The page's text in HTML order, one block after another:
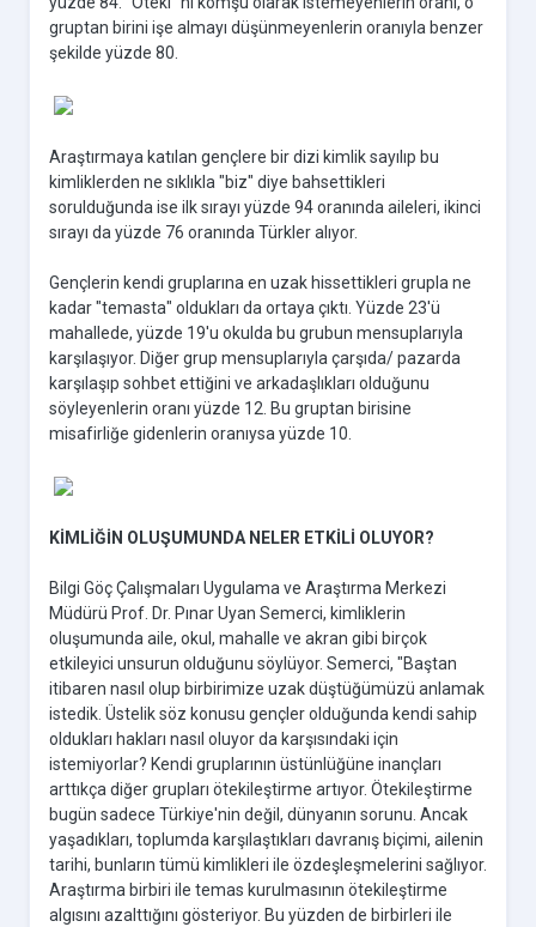
gruptan birini işe almayı düşünmeyenlerin oranıyla benzer
şekilde yüzde 80.
Araştırmaya katılan gençlere bir dizi kimlik sayılıp bu
kimliklerden ne sıklıkla "biz" diye bahsettikleri
sorulduğunda ise ilk sırayı yüzde 94 oranında aileleri, ikinci
sırayı da yüzde 76 oranında Türkler alıyor.
Gençlerin kendi gruplarına en uzak hissettikleri grupla ne
kadar "temasta" oldukları da ortaya çıktı. Yüzde 23'ü
mahallede, yüzde 19'u okulda bu grubun mensuplarıyla
karşılaşıyor. Diğer grup mensuplarıyla çarşıda/ pazarda
karşılaşıp sohbet ettiğini ve arkadaşlıkları olduğunu
söyleyenlerin oranı yüzde 12. Bu gruptan birisine
misafirliğe gidenlerin oranıysa yüzde 10.
KİMLİĞİN OLUŞUMUNDA NELER ETKİLİ OLUYOR?
Bilgi Göç Çalışmaları Uygulama ve Araştırma Merkezi
Müdürü Prof. Dr. Pınar Uyan Semerci, kimliklerin
oluşumunda aile, okul, mahalle ve akran gibi birçok
etkileyici unsurun olduğunu söylüyor. Semerci, "Baştan
itibaren nasıl olup birbirimize uzak düştüğümüzü anlamak
istedik. Üstelik söz konusu gençler olduğunda kendi sahip
oldukları hakları nasıl oluyor da karşısındaki için
istemiyorlar? Kendi gruplarının üstünlüğüne inançları
arttıkça diğer grupları ötekileştirme artıyor. Ötekileştirme
bugün sadece Türkiye'nin değil, dünyanın sorunu. Ancak
yaşadıkları, toplumda karşılaştıkları davranış biçimi, ailenin
tarihi, bunların tümü kimlikleri ile özdeşleşmelerini sağlıyor.
Araştırma birbiri ile temas kurulmasının ötekileştirme
algısını azalttığını gösteriyor. Bu yüzden de birbirleri ile